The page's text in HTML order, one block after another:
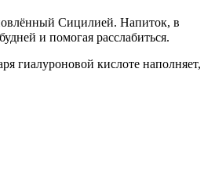
Сицилией. Напиток, в
и помогая расслабиться.
гиалуроновой кислоте наполняет,